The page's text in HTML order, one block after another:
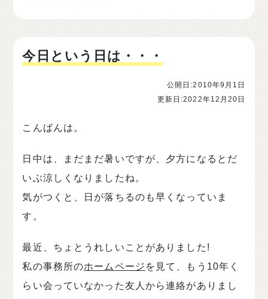
今日という日は・・・
公開日:2010年9月1日
更新日:2022年12月20日
こんばんは。
日中は、まだまだ暑いですが、夕方になるとだ
いぶ涼しくなりましたね。
気がつくと、日が落ちるのも早くなっていま
す。
最近、ちょとうれしいことがありました!
私の事務所のホームページ を見て、もう10年く
らい会っていなかった友人から連絡がありまし